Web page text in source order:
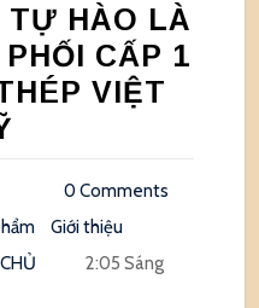
HÀO LÀ
CẤP 1
VIỆT
0 Comments
Giới thiệu
2:05 Sáng